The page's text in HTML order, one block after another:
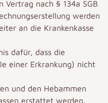
nach § 134a SGB
werden
an die Krankenkasse
dafür, dass die
einer Erkrankung) nicht
und den Hebammen
erstattet werden.